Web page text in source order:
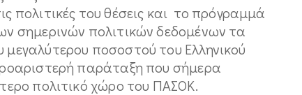
πολιτικές του θέσεις και το πρόγραμμά
σημερινών πολιτικών δεδομένων τα
ποσοστού του Ελληνικού
παράταξη που σήμερα
πολιτικό χώρο του ΠΑΣΟΚ.